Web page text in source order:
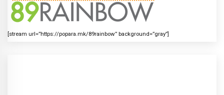
[stream url=”https://popara.mk/89rainbow” background=”gray”]